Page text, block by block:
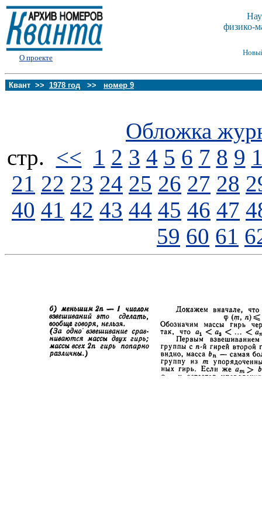
О проекте
физико-
Квант >> 1978 год >> номер 9
Обложка
стp. << 1 2 3 4 5 6 7 8 9
21 22 23 24 25 26 27 28
40 41 42 43 44 45 46 47
59 60 61